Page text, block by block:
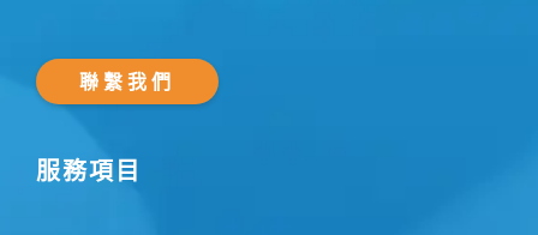
聯繫我們
服務項目